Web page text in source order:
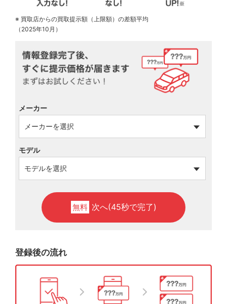
※ 買取店からの買取提示額（上限額）の差額平均
（2025年10月）
メーカー
モデル
無料 次へ(45秒で完了)
登録後の流れ